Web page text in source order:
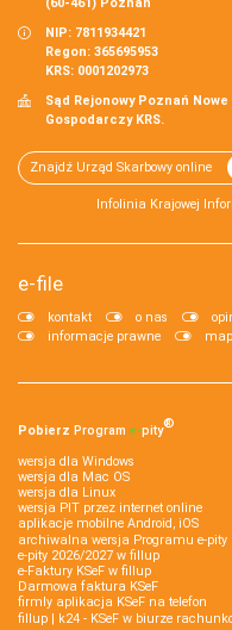
NIP: 7811934421
Regon: 365695953
KRS: 0001202973
Sąd Rejonowy Poznań
Gospodarczy KRS.
Znajdź Urząd Skarbowy online
Infolinia Krajowej
e-file
kontakt o nas
informacje prawne
Pobierz Program e‑pity®
wersja dla Windows
wersja dla Mac OS
wersja dla Linux
wersja PIT przez internet online
aplikacje mobilne Android, iOS
archiwalna wersja Programu e-pity
e-pity 2026/2027 w fillup
e‑Faktury KSeF w fillup
Darmowa faktura KSeF
firmly aplikacja KSeF na telefon
fillup | k24 - KSeF w biurze